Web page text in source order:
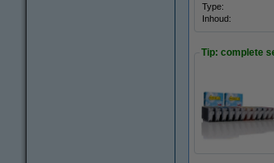
Type:
Inhoud:
Tip: complete